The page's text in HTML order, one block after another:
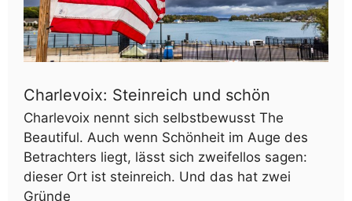
Charlevoix: Steinreich und schön
Charlevoix nennt sich selbstbewusst The
Beautiful. Auch wenn Schönheit im Auge des
Betrachters liegt, lässt sich zweifellos sagen:
dieser Ort ist steinreich. Und das hat zwei
Gründe